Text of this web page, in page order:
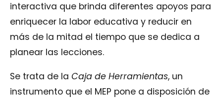
interactiva que brinda diferentes apoyos para
enriquecer la labor educativa y reducir en
más de la mitad el tiempo que se dedica a
planear las lecciones.
Se trata de la Caja de Herramientas, un
instrumento que el MEP pone a disposición de